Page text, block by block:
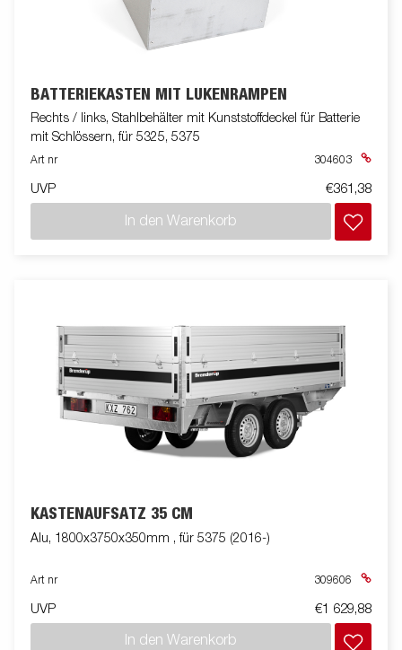
BATTERIEKASTEN MIT LUKENRAMPEN
Rechts / links, Stahlbehälter mit Kunststoffdeckel für Batterie
mit Schlössern, für 5325, 5375
Art nr 304603
UVP €361,38
In den Warenkorb
KASTENAUFSATZ 35 CM
Alu, 1800x3750x350mm , für 5375 (2016-)
Art nr 309606
UVP €1 629,88
In den Warenkorb